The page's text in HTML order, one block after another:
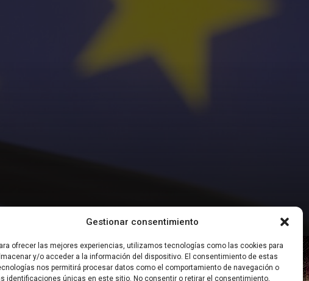
Gestionar consentimiento
ofrecer las mejores experiencias, utilizamos tecnologías como las cookies para
y/o acceder a la información del dispositivo. El consentimiento de estas
nos permitirá procesar datos como el comportamiento de navegación o
identificaciones únicas en este sitio. No consentir o retirar el consentimiento,
Tecnologías Digitales Tecnologías Digitales